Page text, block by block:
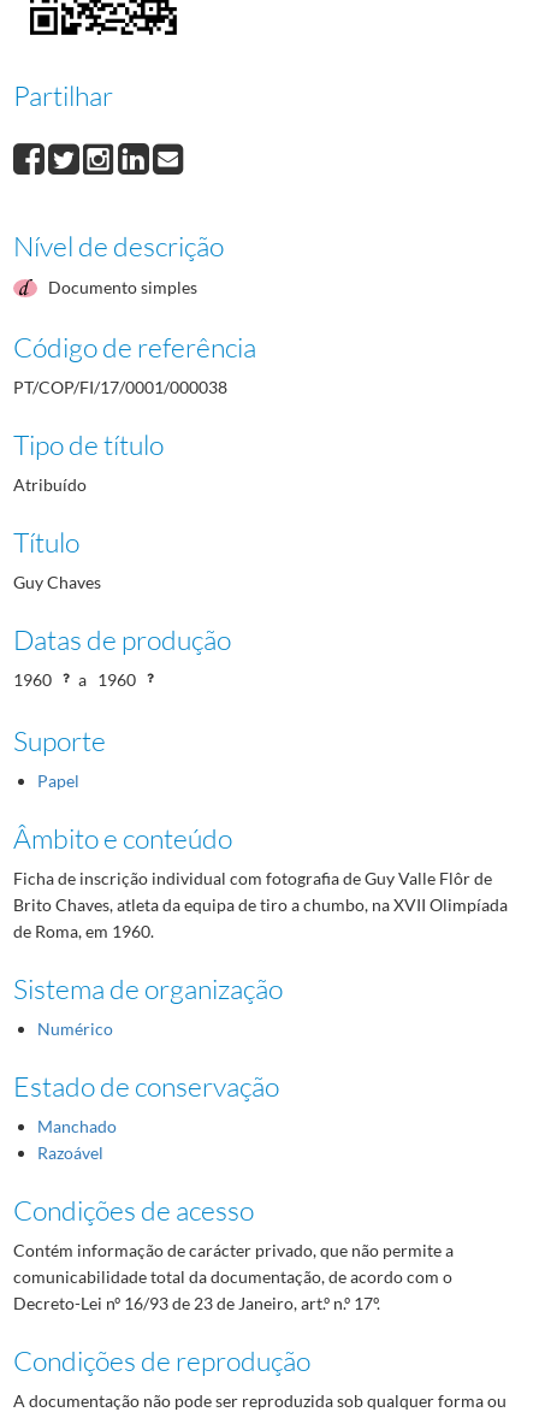
000039Francisco Ferreira
000040António Martins
000042
(...)
Partilhar
Nível de descrição
Documento simples
Código de referência
PT/COP/FI/17/0001/000038
Tipo de título
Atribuído
Título
Guy Chaves
Datas de produção
1960 a 1960
Suporte
Papel
Âmbito e conteúdo
Ficha de inscrição individual com fotografia de Guy Valle Flôr de
Brito Chaves, atleta da equipa de tiro a chumbo, na XVII Olimpíada
de Roma, em 1960.
Sistema de organização
Numérico
Estado de conservação
Manchado
Razoável
Condições de acesso
Contém informação de carácter privado, que não permite a
comunicabilidade total da documentação, de acordo com o
Decreto-Lei nº 16/93 de 23 de Janeiro, art.º n.º 17º.
Condições de reprodução
A documentação não pode ser reproduzida sob qualquer forma ou